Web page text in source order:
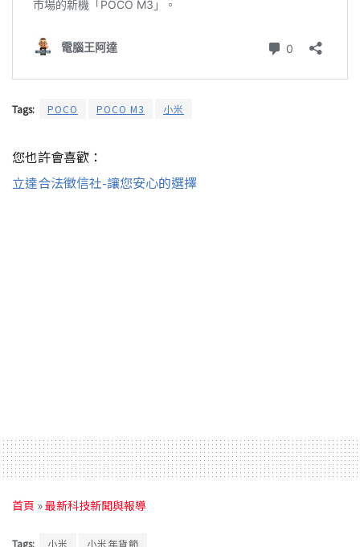
Tags: POCO POCO M3 小米
您也許會喜歡：
立達合法徵信社-讓您安心的選擇
首頁 »最新科技新聞與報導
Tags: 小米 小米年貨節